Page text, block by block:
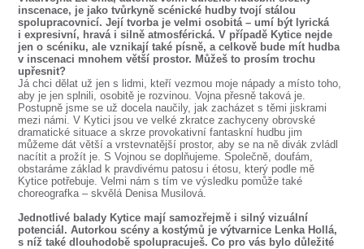
inscenace, je jako tvůrkyně scénické hudby tvojí stálou
spolupracovnicí. Její tvorba je velmi osobitá – umí být lyrická
i expresivní, hravá i silně atmosférická. V případě Kytice nejde
jen o scéniku, ale vznikají také písně, a celkově bude mít hudba
v inscenaci mnohem větší prostor. Můžeš to prosím trochu
upřesnit?
Já chci dělat už jen s lidmi, kteří vezmou moje nápady a místo toho,
aby je jen splnili, osobitě je rozvinou. Vojna přesně taková je.
Postupně jsme se už docela naučily, jak zacházet s těmi jiskrami
mezi námi. V Kytici jsou ve velké zkratce zachyceny obrovské
dramatické situace a skrze provokativní fantaskní hudbu jim
můžeme dát větší a vrstevnatější prostor, aby se na ně divák zvládl
nacítit a prožít je. S Vojnou se doplňujeme. Společně, doufám,
obstaráme základ k pravdivému patosu i étosu, který podle mě
Kytice potřebuje. Velmi nám s tím ve výsledku pomůže také
choreografka – skvělá Denisa Musilová.
Jednotlivé balady Kytice mají samozřejmě i silný vizuální
potenciál. Autorkou scény a kostýmů je výtvarnice Lenka Hollá,
s níž také dlouhodobě spolupracuješ. Co pro vás bylo důležité